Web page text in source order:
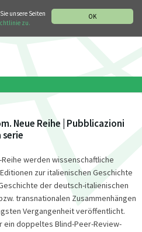
OK
unsere Seiten
zu.
Neue Reihe | Pubblicazioni
serie
werden wissenschaftliche
zur italienischen Geschichte
der deutsch-italienischen
transnationalen Zusammenhängen
Vergangenheit veröffentlicht.
ein doppeltes Blind-Peer-Review-